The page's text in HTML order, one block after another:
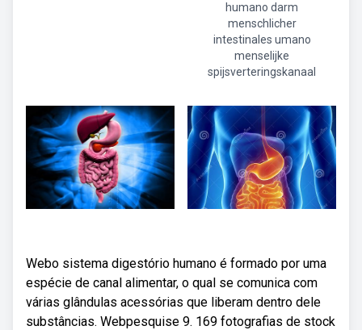
humano darm
menschlicher
intestinales umano
menselijke
spijsverteringskanaal
Webo sistema digestório humano é formado por uma
espécie de canal alimentar, o qual se comunica com
várias glândulas acessórias que liberam dentro dele
substâncias. Webpesquise 9. 169 fotografias de stock